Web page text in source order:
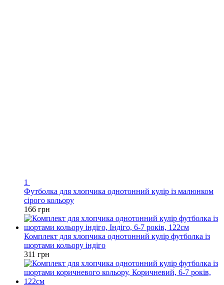
1
Футболка для хлопчика однотонний кулір із малюнком
сірого кольору
166 грн
Комплект для хлопчика однотонний кулір футболка із
шортами кольору індіго
311 грн